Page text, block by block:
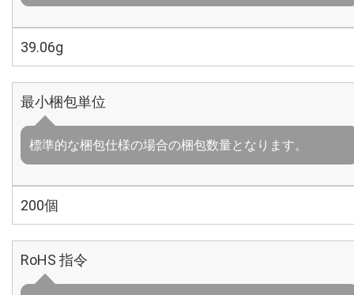
39.06g
最小梱包単位
標準的な梱包仕様の場合の梱包数量となります。
200個
RoHS 指令